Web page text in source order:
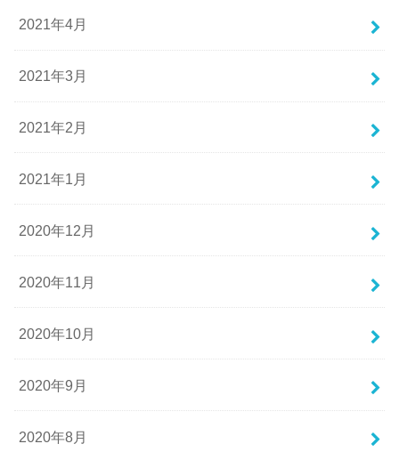
2021年4月
2021年3月
2021年2月
2021年1月
2020年12月
2020年11月
2020年10月
2020年9月
2020年8月